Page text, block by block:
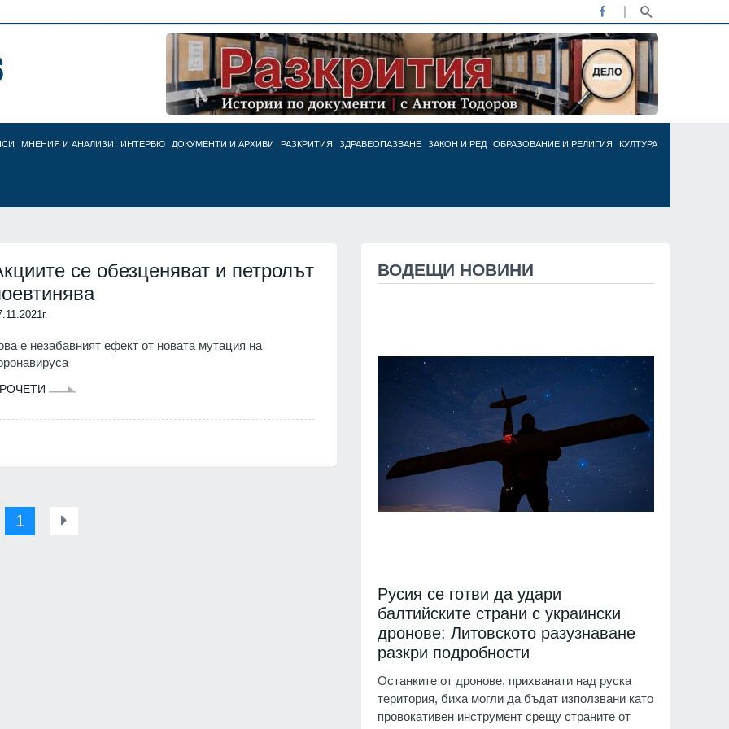
МНЕНИЯ И АНАЛИЗИ ИНТЕРВЮ ДОКУМЕНТИ И АРХИВИ РАЗКРИТИЯ ЗДРАВЕОПАЗВАНЕ ЗАКОН И РЕД ОБРАЗОВАНИЕ И РЕЛИГИЯ КУЛТУРА
се обезценяват и петролът
е незабавният ефект от новата мутация на
1
ВОДЕЩИ НОВИНИ
Русия се готви да удари
балтийските страни с украински
дронове: Литовското разузнаване
разкри подробности
Останките от дронове, прихванати над руска
територия, биха могли да бъдат използвани като
провокативен инструмент срещу страните от